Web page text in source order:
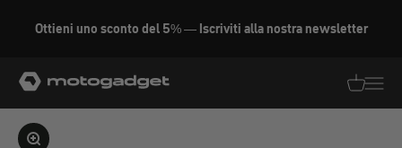
Ottieni uno sconto del 5% — Iscriviti alla nostra newsletter
motogadget GmbH
Ingrandire l'immagine